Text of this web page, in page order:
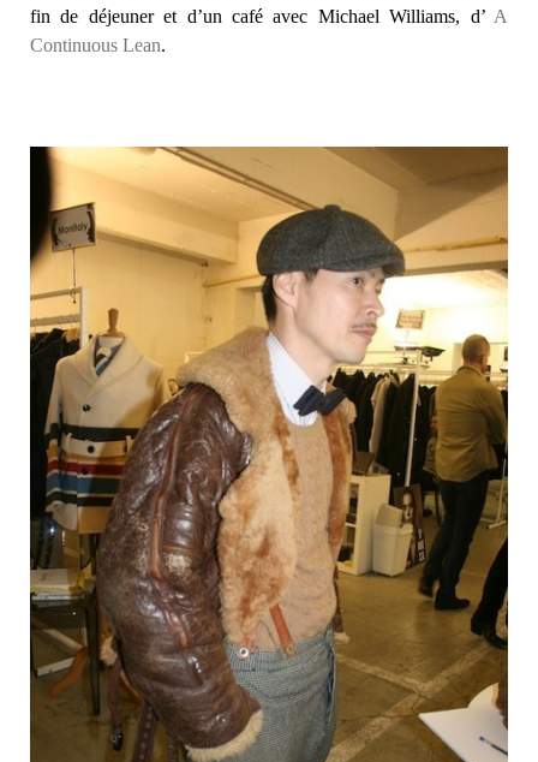
fin de déjeuner et d’un café avec Michael Williams, d’ A
Continuous Lean.